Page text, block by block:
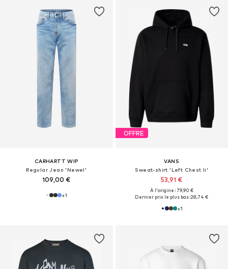
CARHARTT WIP
Regular Jean 'Newel'
109,00 €
+1
OFFRE
VANS
Sweat-shirt 'Left Chest Ii'
53,91 €
À l'origine : 79,90 €
Dernier prix le plus bas :28,74 €
+1